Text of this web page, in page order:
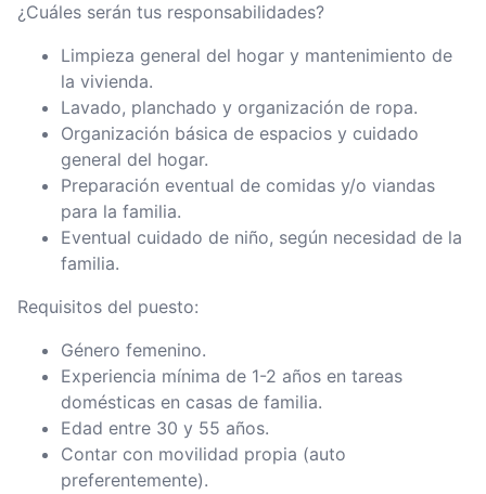
¿Cuáles serán tus responsabilidades?
Limpieza general del hogar y mantenimiento de
la vivienda.
Lavado, planchado y organización de ropa.
Organización básica de espacios y cuidado
general del hogar.
Preparación eventual de comidas y/o viandas
para la familia.
Eventual cuidado de niño, según necesidad de la
familia.
Requisitos del puesto:
Género femenino.
Experiencia mínima de 1-2 años en tareas
domésticas en casas de familia.
Edad entre 30 y 55 años.
Contar con movilidad propia (auto
preferentemente).